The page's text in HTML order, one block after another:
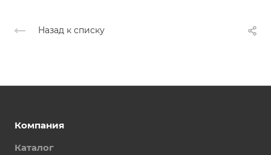
Назад к списку
Компания
Каталог